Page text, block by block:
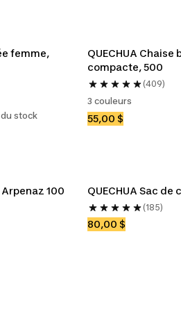
femme,
stock
QUECHUA
compacte, 500
(409)
3 couleurs
55,00 $
Arpenaz 100 QUECHUA Sac
(185)
80,00 $